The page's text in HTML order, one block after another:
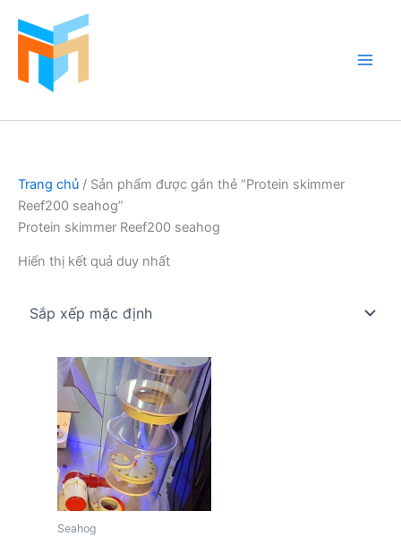
Trang chủ / Sản phẩm được gắn thẻ “Protein skimmer
Reef200 seahog”
Protein skimmer Reef200 seahog
Hiển thị kết quả duy nhất
Seahog